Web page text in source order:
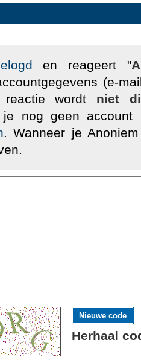
en reageert "
(e-
wordt niet
je nog geen
. Wanneer je
Nieuwe code
Herhaal